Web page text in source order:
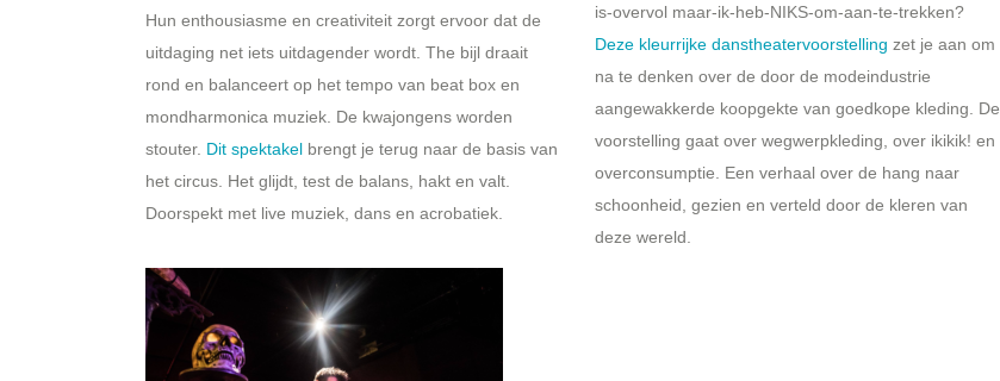
Hun enthousiasme en creativiteit zorgt ervoor dat de
uitdaging net iets uitdagender wordt. The bijl draait
rond en balanceert op het tempo van beat box en
mondharmonica muziek. De kwajongens worden
stouter. Dit spektakel brengt je terug naar de basis van
het circus. Het glijdt, test de balans, hakt en valt.
Doorspekt met live muziek, dans en acrobatiek.
is-overvol maar-ik-heb-NIKS-om-aan-te-trekken?
Deze kleurrijke danstheatervoorstelling zet je aan om
na te denken over de door de modeindustrie
aangewakkerde koopgekte van goedkope kleding. De
voorstelling gaat over wegwerpkleding, over ikikik! en
overconsumptie. Een verhaal over de hang naar
schoonheid, gezien en verteld door de kleren van
deze wereld.